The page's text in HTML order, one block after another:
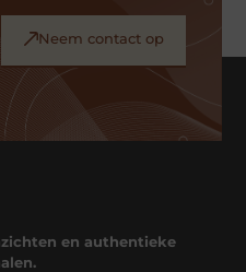
Neem contact op
en authentieke